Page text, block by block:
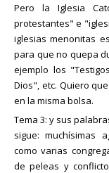
Pero la Iglesia
protestantes" e
iglesias menonitas
para que no quepa
ejemplo los
Dios", etc. Quiero
en la misma bolsa.
Tema 3: y sus
sigue: muchísimas
como varias
de peleas y